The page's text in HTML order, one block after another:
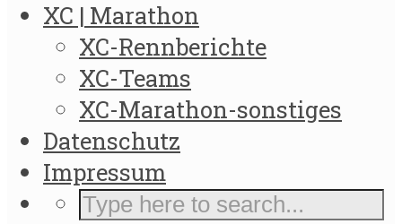
XC | Marathon
XC-Rennberichte
XC-Teams
XC-Marathon-sonstiges
Datenschutz
Impressum